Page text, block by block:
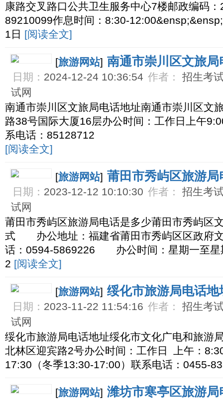
康路交叉路口公共卫生服务中心7楼邮政编码
89210099作息时间：8:30-
1日 [阅读全文]
[旅游网站] 南通市崇川区文旅局
日期： 2024-12-24 10:36:54 作者：
招生考
试网
南通市崇川区文旅局电话地址南通市崇川区文
路38号国际大厦16层办公时间：工作日上午
系电话：85128712
[阅读全文]
[旅游网站] 莆田市秀屿区旅游局
日期： 2023-12-12 10:10:30 作者：
招生考
试网
莆田市秀屿区旅游局电话是多少莆田市秀屿区
式 办公地址：福建省莆田市秀屿区区政
话：0594-5869226 办公时间：星期一至星
2 [阅读全文]
[旅游网站] 绥化市旅游局电话地
日期： 2023-11-22 11:54:16 作者：
招生考
试网
绥化市旅游局电话地址绥化市文化广电和旅游
北林区迎宾路2号办公时间：工作日 上午：
17:30（冬季13:30-17:00）联系电话：0455-
[旅游网站] 潍坊市寒亭区旅游局